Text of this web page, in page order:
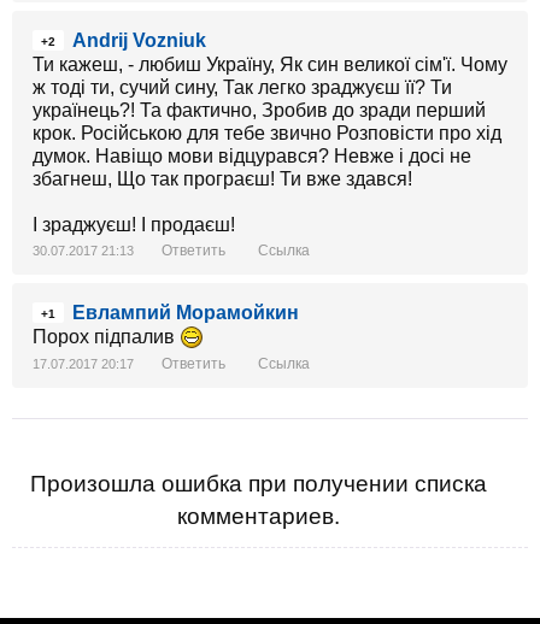
НЕ ЗНИКАЮТЬ, 148 РЕФОРМ - ТО МІРАЖ ДЛЯ
ДЕБІЛІВ . ПОРОШЕНКО НЕ ЧУЄ ЖОДНОГО !!!
+2
Andrij Vozniuk
Ти кажеш, - любиш Україну, Як син великої сім'ї. Чому
ж тоді ти, сучий сину, Так легко зраджуєш її? Ти
українець?! Та фактично, Зробив до зради перший
крок. Російською для тебе звично Розповісти про хід
думок. Навіщо мови відцурався? Невже і досі не
збагнеш, Що так програєш! Ти вже здався!
І зраджуєш! І продаєш!
30.07.2017 21:13 Ответить Ссылка
+1
Евлампий Морамойкин
Порох пiдпалив
17.07.2017 20:17 Ответить Ссылка
Произошла ошибка при получении списка
комментариев.